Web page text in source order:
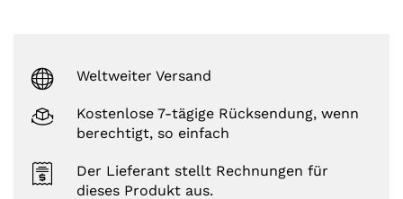
Weltweiter Versand
Kostenlose 7-tägige Rücksendung, wenn
berechtigt, so einfach
Der Lieferant stellt Rechnungen für
dieses Produkt aus.